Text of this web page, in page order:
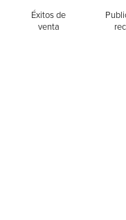
Éxitos de
venta